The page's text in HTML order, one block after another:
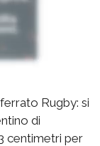
Rugby: si
di
centimetri per